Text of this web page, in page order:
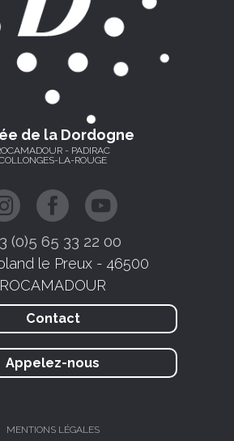
de la Dordogne
- PADIRAC
LA-ROUGE
(0)5 65 33 22 00
le Preux - 46500
ROCAMADOUR
Contact
Appelez-nous
MENTIONS LÉGALES